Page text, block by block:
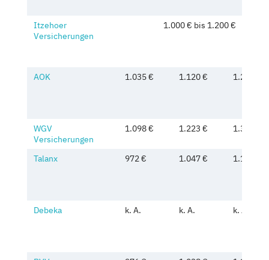
Itzehoer
Versicherungen
1.000 € bis 1.200 €
AOK 1.035 € 1.120 € 1.215 €
WGV
Versicherungen
1.098 € 1.223 € 1.380 €
Talanx 972 € 1.047 € 1.131 €
Debeka k. A. k. A. k. A.